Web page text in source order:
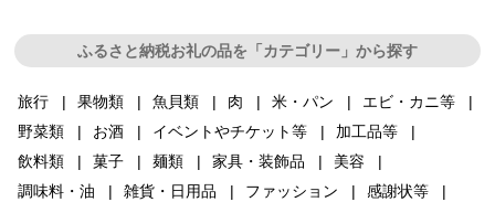
ふるさと納税お礼の品を「カテゴリー」から探す
旅行 果物類 魚貝類 肉 米・パン
エビ・カニ等
野菜類
お酒 イベントやチケット等
加工品等
飲料類
菓子 麺類 家具・装飾品
美容
調味料・油
雑貨・日用品 ファッション
感謝状等